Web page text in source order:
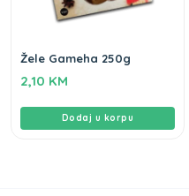
Žele Gameha 250g
2,10 KM
Dodaj u korpu